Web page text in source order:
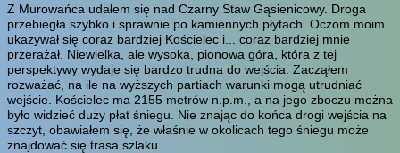
Z Murowańca udałem się nad Czarny Staw Gąsienicowy. Droga
przebiegła szybko i sprawnie po kamiennych płytach. Oczom moim
ukazywał się coraz bardziej Kościelec i... coraz bardziej mnie
przerażał. Niewielka, ale wysoka, pionowa góra, która z tej
perspektywy wydaje się bardzo trudna do wejścia. Zacząłem
rozważać, na ile na wyższych partiach warunki mogą utrudniać
wejście. Kościelec ma 2155 metrów n.p.m., a na jego zboczu można
było widzieć duży płat śniegu. Nie znając do końca drogi wejścia na
szczyt, obawiałem się, że właśnie w okolicach tego śniegu może
znajdować się trasa szlaku.